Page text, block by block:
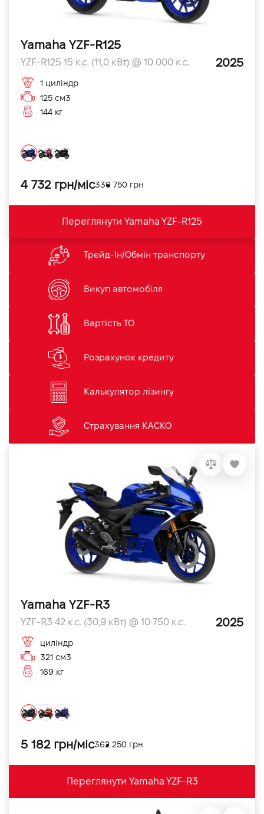
Yamaha YZF-R125
YZF-R125 15 к.с. (11,0 кВт) @ 10 000 к.с. 2025
1 циліндр
125 см3
144 кг
4 732 грн/міс330 750 грн
Переглянути Yamaha YZF-R125
Трейд-Ін/Обмін транспорту
Викуп автомобіля
Вартість ТО
Розрахунок кредиту
Калькулятор лізингу
Страхування КАСКО
Yamaha YZF-R3
YZF-R3 42 к.с. (30,9 кВт) @ 10 750 к.с. 2025
циліндр
321 см3
169 кг
5 182 грн/міс362 250 грн
Переглянути Yamaha YZF-R3